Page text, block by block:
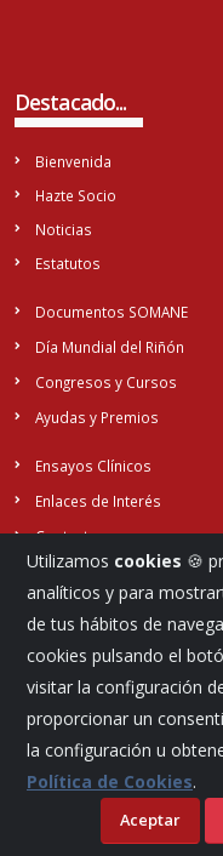
Destacado...
Bienvenida
Hazte Socio
Noticias
Estatutos
Documentos SOMANE
Día Mundial del Riñón
Congresos y Cursos
Ayudas y Premios
Ensayos Clínicos
Enlaces de Interés
Contacto
Síguenos...
Política de
Utilizamos cookies 🍪
analíticos y para
de tus hábitos de
cookies pulsando el
visitar la configuración
proporcionar un
la configuración u
Política de Cookies.
Aceptar